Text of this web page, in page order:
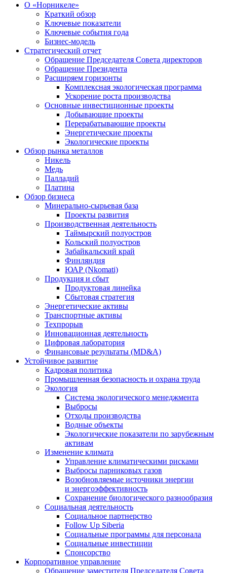
О «Норникеле»
Краткий обзор
Ключевые показатели
Ключевые события года
Бизнес-модель
Стратегический отчет
Обращение Председателя Совета директоров
Обращение Президента
Расширяем горизонты
Комплексная экологическая программа
Ускорение роста производства
Основные инвестиционные проекты
Добывающие проекты
Перерабатывающие проекты
Энергетические проекты
Экологические проекты
Обзор рынка металлов
Никель
Медь
Палладий
Платина
Обзор бизнеса
Минерально-сырьевая база
Проекты развития
Производственная деятельность
Таймырский полуостров
Кольский полуостров
Забайкальский край
Финляндия
ЮАР (Nkomati)
Продукция и сбыт
Продуктовая линейка
Сбытовая стратегия
Энергетические активы
Транспортные активы
Техпрорыв
Инновационная деятельность
Цифровая лаборатория
Финансовые результаты (MD&A)
Устойчивое развитие
Кадровая политика
Промышленная безопасность и охрана труда
Экология
Система экологического менеджмента
Выбросы
Отходы производства
Водные объекты
Экологические показатели по зарубежным
активам
Изменение климата
Управление климатическими рисками
Выбросы парниковых газов
Возобновляемые источники энергии
и энергоэффективность
Сохранение биологического разнообразия
Социальная деятельность
Социальное партнерство
Follow Up Siberia
Социальные программы для персонала
Социальные инвестиции
Спонсорство
Корпоративное управление
Обращение заместителя Председателя Совета